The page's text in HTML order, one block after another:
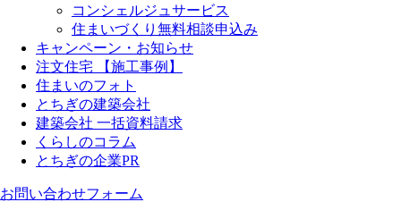
コンシェルジュサービス
住まいづくり無料相談申込み
キャンペーン・お知らせ
注文住宅 【施工事例】
住まいのフォト
とちぎの建築会社
建築会社 一括資料請求
くらしのコラム
とちぎの企業PR
お問い合わせフォーム